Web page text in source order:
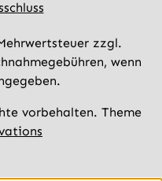
zzgl.
wenn
vorbehalten. Theme